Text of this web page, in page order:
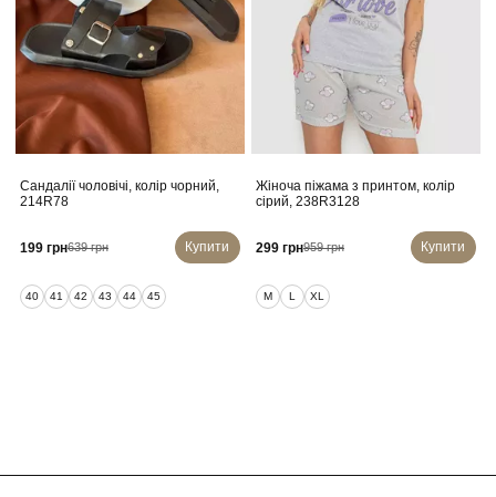
Сандалії чоловічі, колір чорний,
214R78
199 грн639 грн Купити
40 41 42 43 44 45
Жіноча піжама з принтом, колір
сірий, 238R3128
299 грн959 грн Купити
M L XL